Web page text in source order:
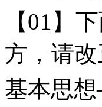
【01】
方，请改
基本思想